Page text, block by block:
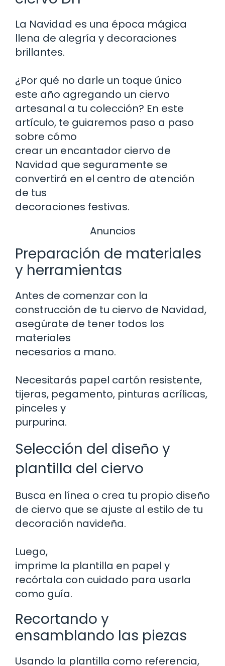
La Navidad es una época mágica
llena de alegría y decoraciones
brillantes.
¿Por qué no darle un toque único
este año agregando un ciervo
artesanal a tu colección? En este
artículo, te guiaremos paso a paso
sobre cómo
crear un encantador ciervo de
Navidad que seguramente se
convertirá en el centro de atención
de tus
decoraciones festivas.
Anuncios
Preparación de materiales
y herramientas
Antes de comenzar con la
construcción de tu ciervo de Navidad,
asegúrate de tener todos los
materiales
necesarios a mano.
Necesitarás papel cartón resistente,
tijeras, pegamento, pinturas acrílicas,
pinceles y
purpurina.
Selección del diseño y
plantilla del ciervo
Busca en línea o crea tu propio diseño
de ciervo que se ajuste al estilo de tu
decoración navideña.
Luego,
imprime la plantilla en papel y
recórtala con cuidado para usarla
como guía.
Recortando y
ensamblando las piezas
Usando la plantilla como referencia,